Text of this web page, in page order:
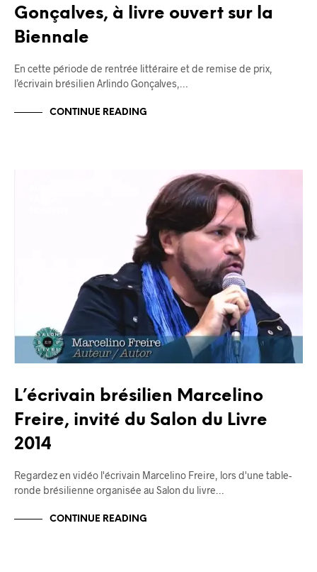
Gonçalves, à livre ouvert sur la
Biennale
En cette période de rentrée littéraire et de remise de prix,
l’écrivain brésilien Arlindo Gonçalves,…
CONTINUE READING
L’écrivain brésilien Marcelino
Freire, invité du Salon du Livre
2014
Regardez en vidéo l'écrivain Marcelino Freire, lors d'une table-
ronde brésilienne organisée au Salon du livre…
CONTINUE READING